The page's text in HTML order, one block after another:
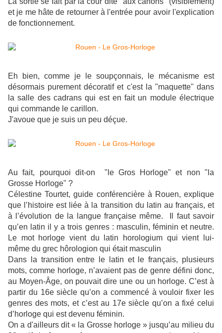
et je me hâte de retourner à l'entrée pour avoir l'explication
de fonctionnement.
Eh bien, comme je le soupçonnais, le mécanisme est
désormais purement décoratif et c'est la "maquette" dans
la salle des cadrans qui est en fait un module électrique
qui commande le carillon.
J'avoue que je suis un peu déçue.
Au fait, pourquoi dit-on "le Gros Horloge" et non "la
Grosse Horloge" ?
Célestine Tourtet, guide conférencière à Rouen, explique
que l’histoire est liée à la transition du latin au français, et
à l’évolution de la langue française même. Il faut savoir
qu’en latin il y a trois genres : masculin, féminin et neutre.
Le mot horloge vient du latin horologium qui vient lui-
même du grec hôrologion qui était masculin
Dans la transition entre le latin et le français, plusieurs
mots, comme horloge, n’avaient pas de genre défini donc,
au Moyen-Âge, on pouvait dire une ou un horloge. C’est à
partir du 16e siècle qu’on a commencé à vouloir fixer les
genres des mots, et c’est au 17e siècle qu’on a fixé celui
d’horloge qui est devenu féminin.
On a d'ailleurs dit « la Grosse horloge » jusqu’au milieu du